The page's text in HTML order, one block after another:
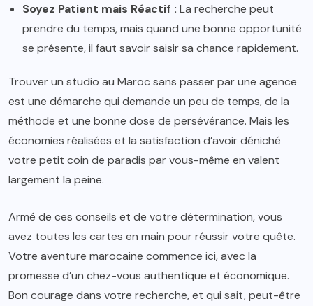
Soyez Patient mais Réactif : La recherche peut
prendre du temps, mais quand une bonne opportunité
se présente, il faut savoir saisir sa chance rapidement.
Trouver un studio au Maroc sans passer par une agence
est une démarche qui demande un peu de temps, de la
méthode et une bonne dose de persévérance. Mais les
économies réalisées et la satisfaction d’avoir déniché
votre petit coin de paradis par vous-même en valent
largement la peine.
Armé de ces conseils et de votre détermination, vous
avez toutes les cartes en main pour réussir votre quête.
Votre aventure marocaine commence ici, avec la
promesse d’un chez-vous authentique et économique.
Bon courage dans votre recherche, et qui sait, peut-être